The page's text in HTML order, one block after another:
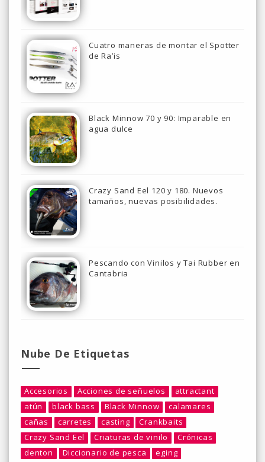
Cuatro maneras de montar el Spotter
de Ra’is
Black Minnow 70 y 90: Imparable en
agua dulce
Crazy Sand Eel 120 y 180. Nuevos
tamaños, nuevas posibilidades.
Pescando con Vinilos y Tai Rubber en
Cantabria
Nube De Etiquetas
Accesorios Acciones de señuelos
attractant
atún
black bass Black Minnow
calamares
cañas
carretes casting
Crankbaits
Crazy Sand Eel
Criaturas de vinilo
Crónicas
denton
Diccionario de pesca eging